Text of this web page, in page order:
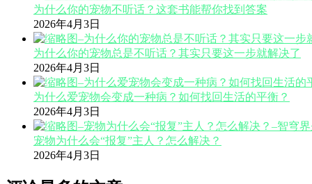
为什么你的宠物不听话？这套书能帮你找到答案
2026年4月3日
为什么你的宠物总是不听话？其实只要这一步就解决了
2026年4月3日
为什么爱宠物会变成一种病？如何找回生活的平衡？
2026年4月3日
宠物为什么会“报复”主人？怎么解决？
2026年4月3日